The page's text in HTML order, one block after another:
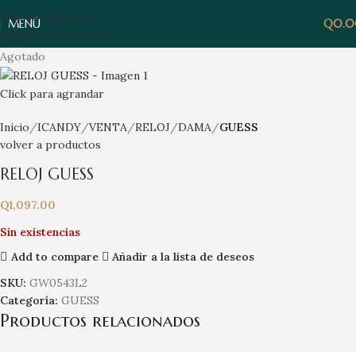
Skip to navigation
Skip to main content
MENÚ Q
Agotado
Click para agrandar
Inicio ICANDY VENTA RELOJ DAMA
GUESS
volver a productos
RELOJ GUESS
Q1,097.00
Sin existencias
Add to compare
Añadir a la lista de deseos
SKU: GW0543L2
Categoría: GUESS
Productos relacionados